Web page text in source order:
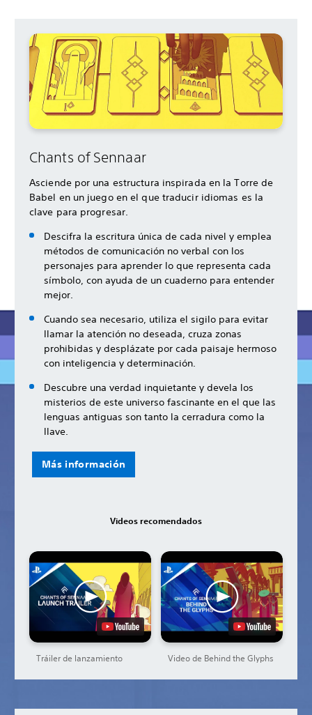
Chants of Sennaar
Asciende por una estructura inspirada en la Torre de
Babel en un juego en el que traducir idiomas es la
clave para progresar.
Descifra la escritura única de cada nivel y emplea
métodos de comunicación no verbal con los
personajes para aprender lo que representa cada
símbolo, con ayuda de un cuaderno para entender
mejor.
Cuando sea necesario, utiliza el sigilo para evitar
llamar la atención no deseada, cruza zonas
prohibidas y desplázate por cada paisaje hermoso
con inteligencia y determinación.
Descubre una verdad inquietante y devela los
misterios de este universo fascinante en el que las
lenguas antiguas son tanto la cerradura como la
llave.
Más información
Videos recomendados
Tráiler de lanzamiento Video de Behind the Glyphs